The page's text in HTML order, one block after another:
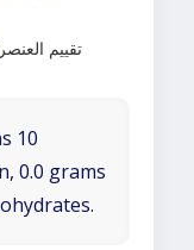
تقييم
10
0.0 grams